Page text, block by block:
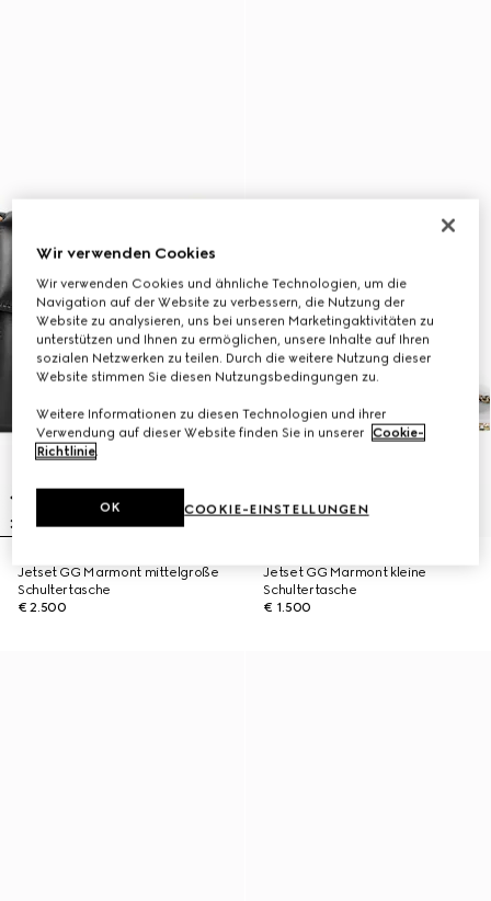
Jetset GG Marmont mittelgroße
Schultertasche
€ 2.500
Jetset GG Marmont kleine
Schultertasche
€ 1.500
Wir verwenden Cookies
Wir verwenden Cookies und ähnliche Technologien, um die
Navigation auf der Website zu verbessern, die Nutzung der
Website zu analysieren, uns bei unseren Marketingaktivitäten zu
unterstützen und Ihnen zu ermöglichen, unsere Inhalte auf Ihren
sozialen Netzwerken zu teilen. Durch die weitere Nutzung dieser
Website stimmen Sie diesen Nutzungsbedingungen zu.
Weitere Informationen zu diesen Technologien und ihrer
Verwendung auf dieser Website finden Sie in unserer Cookie-
Richtlinie.
COOKIE-EINSTELLUNGEN
OK